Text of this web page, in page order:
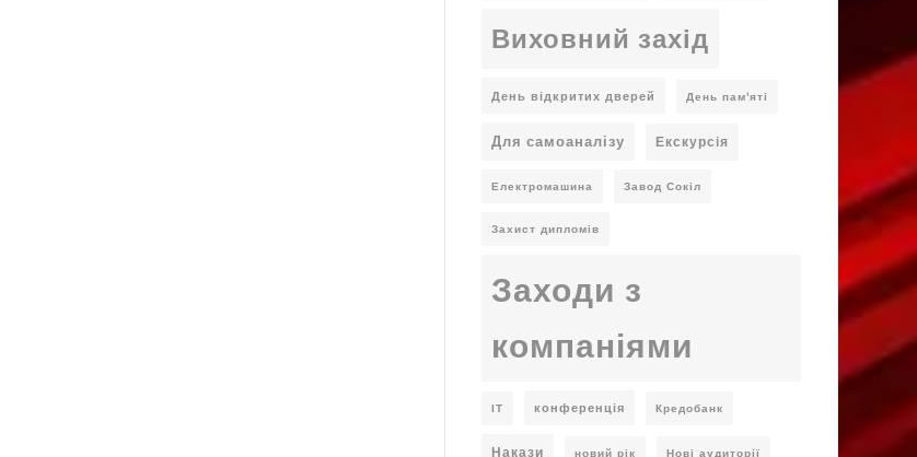
Виховний захід
День відкритих дверей День пам'яті
Для самоаналізу Екскурсія
Електромашина Завод Сокіл
Захист дипломів
Заходи з
компаніями
ІТ конференція Кредобанк
Накази новий рік Нові аудиторії